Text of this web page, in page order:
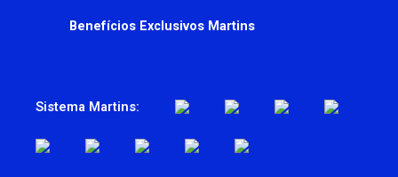
Benefícios Exclusivos Martins
Sistema Martins: